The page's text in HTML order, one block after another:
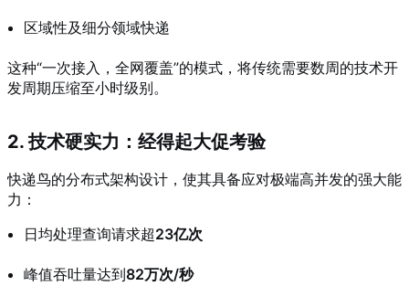
区域性及细分领域快递
这种“一次接入，全网覆盖”的模式，将传统需要数周的技术开
发周期压缩至小时级别。
2. 技术硬实力：经得起大促考验
快递鸟的分布式架构设计，使其具备应对极端高并发的强大能
力：
日均处理查询请求超23亿次
峰值吞吐量达到82万次/秒